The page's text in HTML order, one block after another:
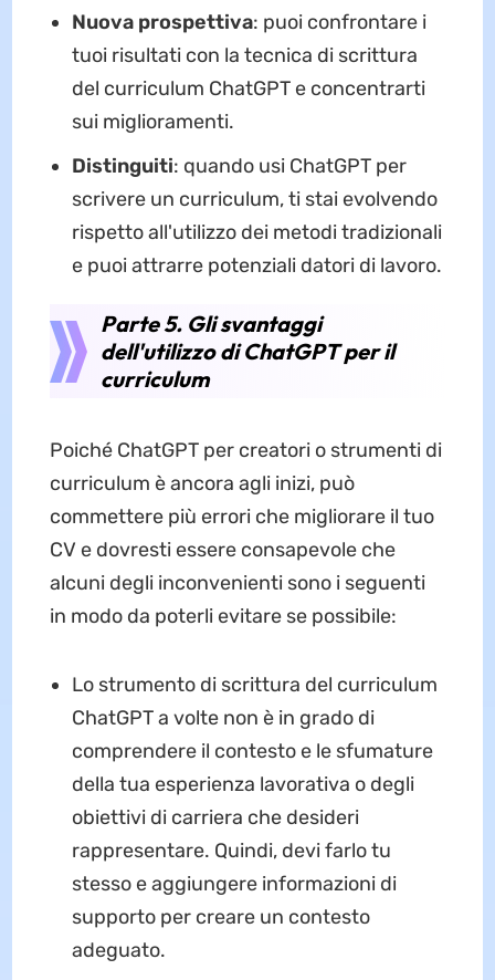
Nuova prospettiva: puoi confrontare i
tuoi risultati con la tecnica di scrittura
del curriculum ChatGPT e concentrarti
sui miglioramenti.
Distinguiti: quando usi ChatGPT per
scrivere un curriculum, ti stai evolvendo
rispetto all'utilizzo dei metodi tradizionali
e puoi attrarre potenziali datori di lavoro.
Parte 5. Gli svantaggi
dell'utilizzo di ChatGPT per il
curriculum
Poiché ChatGPT per creatori o strumenti di
curriculum è ancora agli inizi, può
commettere più errori che migliorare il tuo
CV e dovresti essere consapevole che
alcuni degli inconvenienti sono i seguenti
in modo da poterli evitare se possibile:
Lo strumento di scrittura del curriculum
ChatGPT a volte non è in grado di
comprendere il contesto e le sfumature
della tua esperienza lavorativa o degli
obiettivi di carriera che desideri
rappresentare. Quindi, devi farlo tu
stesso e aggiungere informazioni di
supporto per creare un contesto
adeguato.